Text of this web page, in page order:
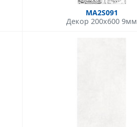
MA2S091
Декор 200x600 9мм